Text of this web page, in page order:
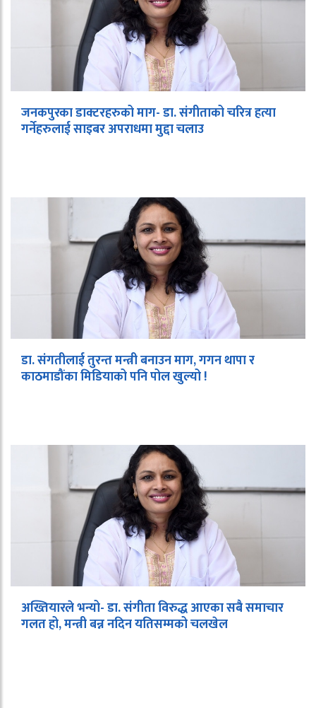
जनकपुरका डाक्टरहरुको माग- डा. संगीताको चरित्र हत्या
गर्नेहरुलाई साइबर अपराधमा मुद्दा चलाउ
डा. संगतीलाई तुरन्त मन्त्री बनाउन माग, गगन थापा र
काठमाडौंका मिडियाको पनि पोल खुल्यो !
अख्तियारले भन्यो- डा. संगीता विरुद्ध आएका सबै समाचार
गलत हो, मन्त्री बन्न नदिन यतिसम्मको चलखेल